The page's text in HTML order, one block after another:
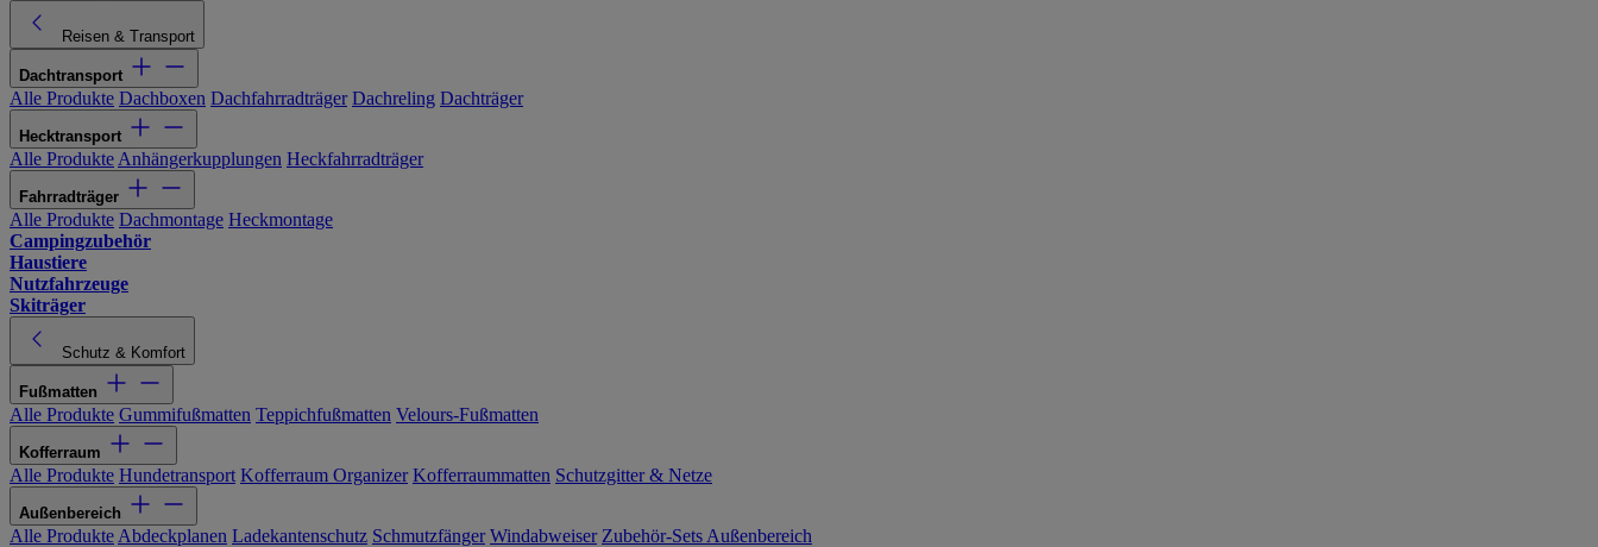
Reisen & Transport
Dachtransport
Alle Produkte Dachboxen Dachfahrradträger Dachreling Dachträger
Hecktransport
Alle Produkte Anhängerkupplungen Heckfahrradträger
Fahrradträger
Alle Produkte Dachmontage Heckmontage
Campingzubehör
Haustiere
Nutzfahrzeuge
Skiträger
Schutz & Komfort
Fußmatten
Alle Produkte Gummifußmatten Teppichfußmatten Velours-Fußmatten
Kofferraum
Alle Produkte Hundetransport Kofferraum Organizer Kofferraummatten Schutzgitter & Netze
Außenbereich
Alle Produkte Abdeckplanen Ladekantenschutz Schmutzfänger Windabweiser Zubehör-Sets Außenbereich